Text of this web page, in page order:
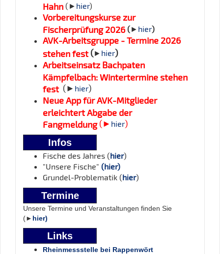
Hahn (► hier)
Vorbereitungskurse zur
Fischerprüfung 2026 (► hier)
AVK-Arbeitsgruppe - Termine 2026
stehen fest (► hier)
Arbeitseinsatz Bachpaten
Kämpfelbach: Wintertermine stehen
fest (► hier)
Neue App für AVK-Mitglieder
erleichtert Abgabe der
Fangmeldung (► hier)
Infos
Fische des Jahres (hier)
"Unsere Fische" (hier)
Grundel-Problematik (hier)
Termine
Unsere Termine und Veranstaltungen finden Sie
(► hier)
Links
Rheinmessstelle bei Rappenwört